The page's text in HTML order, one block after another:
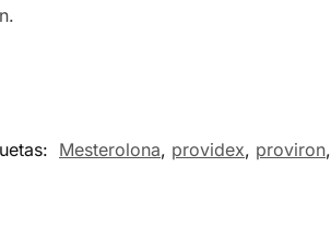
Mesterolona, providex, proviron,